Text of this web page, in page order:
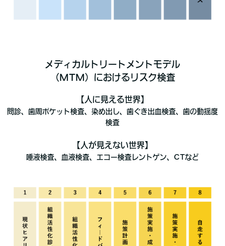
メディカルトリートメントモデル
（MTM）におけるリスク検査
【人に見える世界】
問診、歯周ポケット検査、染め出し、歯ぐき出血検査、歯の動揺度
検査
【人が見えない世界】
唾液検査、血液検査、エコー検査レントゲン、CTなど